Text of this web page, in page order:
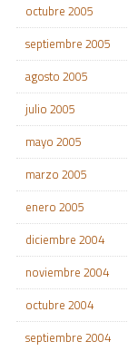
octubre 2005
septiembre 2005
agosto 2005
julio 2005
mayo 2005
marzo 2005
enero 2005
diciembre 2004
noviembre 2004
octubre 2004
septiembre 2004